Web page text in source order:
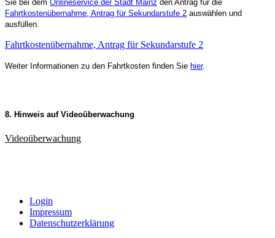
Sie bei dem Onlineservice der Stadt Mainz den Antrag für die
Fahrtkostenübernahme, Antrag für Sekundarstufe 2 auswählen und
ausfüllen.
Fahrtkostenübernahme, Antrag für Sekundarstufe 2
Weiter Informationen zu den Fahrtkosten finden Sie hier.
8. Hinweis auf Videoüberwachung
Videoüberwachung
Login
Impressum
Datenschutzerklärung